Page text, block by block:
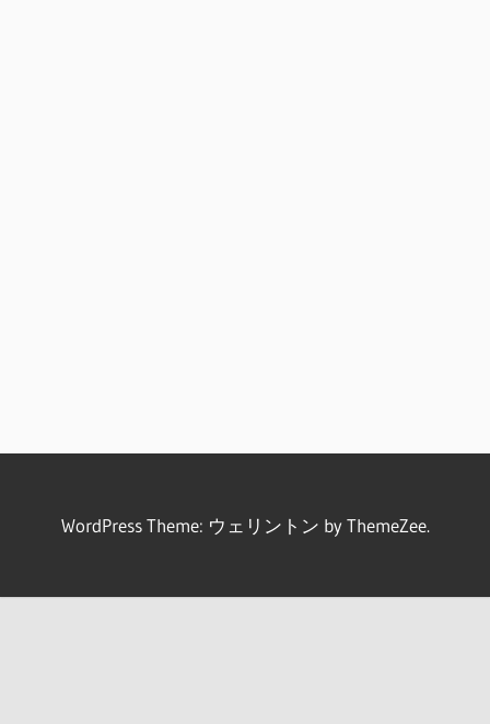
WordPress Theme: ウェリントン by ThemeZee.